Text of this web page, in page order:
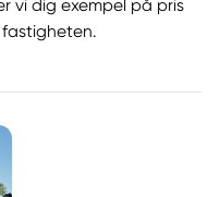
vi dig exempel på pris